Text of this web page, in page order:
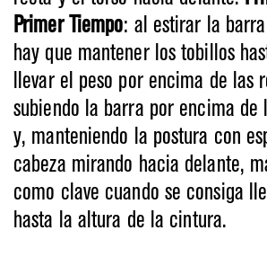
Primer Tiempo: al estirar la
hay que mantener los tobillos
llevar el peso por encima de las
subiendo la barra por encima de
y, manteniendo la postura con
cabeza mirando hacia delante,
como clave cuando se consiga
hasta la altura de la cintura.